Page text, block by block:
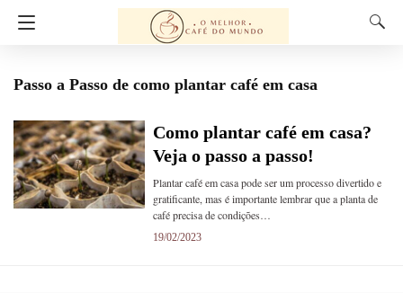
Passo a Passo de como plantar café em casa
Como plantar café em casa?
Veja o passo a passo!
Plantar café em casa pode ser um processo divertido e
gratificante, mas é importante lembrar que a planta de
café precisa de condições…
19/02/2023